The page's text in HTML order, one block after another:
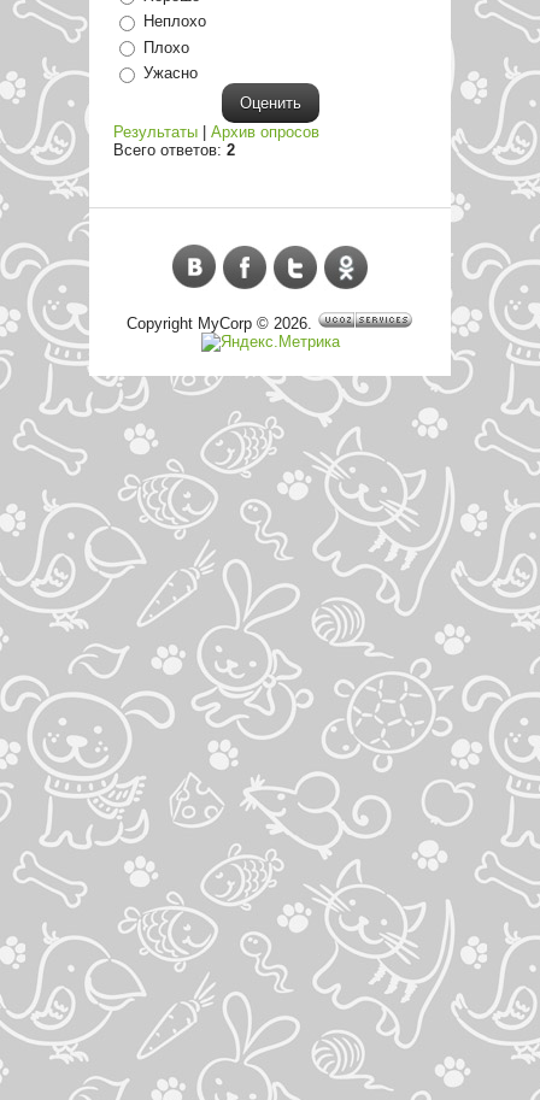
Неплохо
Плохо
Ужасно
Результаты
Архив опросов
Всего ответов: 2
Copyright MyCorp © 2026